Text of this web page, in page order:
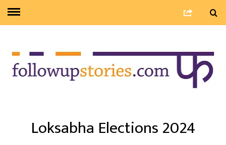
Loksabha Elections 2024